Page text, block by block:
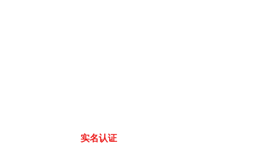
实名认证